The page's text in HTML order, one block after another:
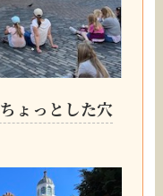
ょっとした穴